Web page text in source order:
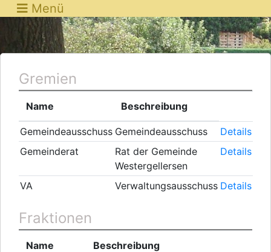
Menü
Gremien
Name Beschreibung
Gemeindeausschuss Gemeindeausschuss
Details
Gemeinderat
Rat der Gemeinde
Westergellersen
Details
VA Verwaltungsausschuss Details
Fraktionen
Name Beschreibung